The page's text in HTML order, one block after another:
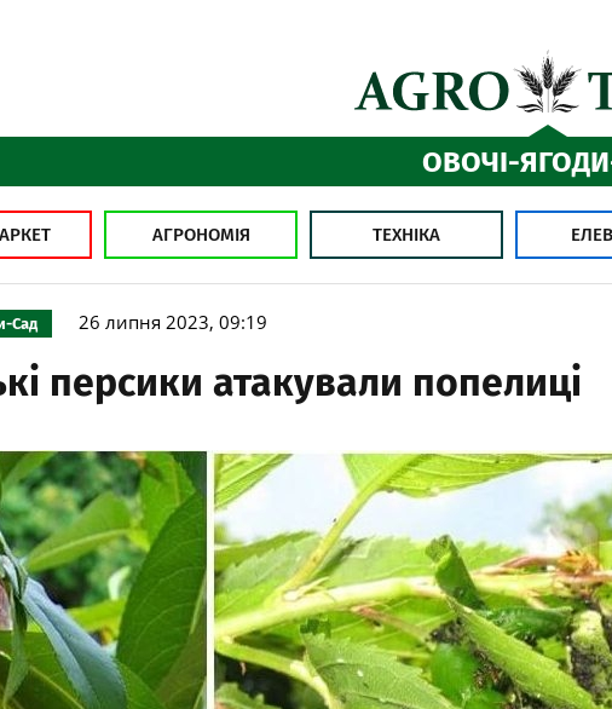
ОВОЧІ-
АГРОНОМІЯ ТЕХНІКА
Сад 26 липня 2023, 09:19
персики атакували попелиці